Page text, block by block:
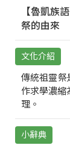
【魯凱族
祭的由來
文化介紹
傳統祖靈祭
作求學濃縮
理。
小辭典